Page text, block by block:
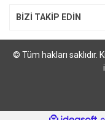
BİZİ TAKİP EDİN
© Tüm hakları saklıdır.